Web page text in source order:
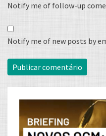
Notify me of follow-up
Notify me of new posts by